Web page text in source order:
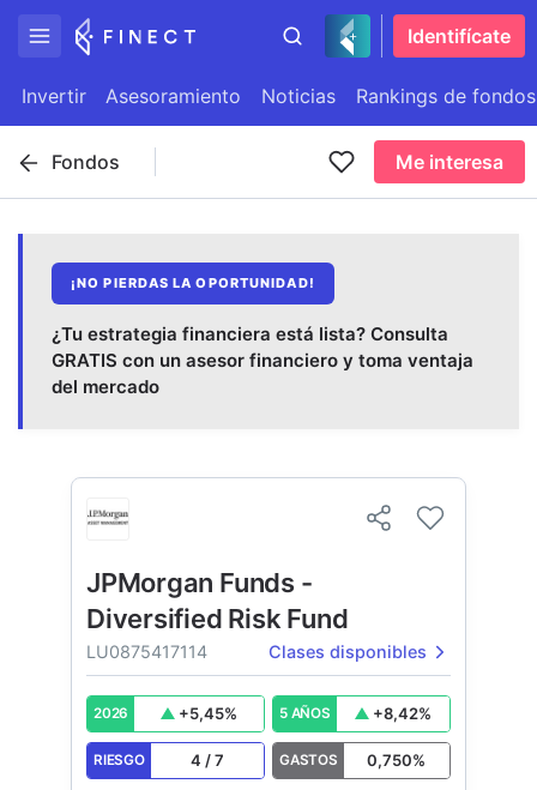
Identifícate
Invertir Asesoramiento Noticias Rankings de fondos
Fondos Me interesa
¡NO PIERDAS LA OPORTUNIDAD!
¿Tu estrategia financiera está lista? Consulta
GRATIS con un asesor financiero y toma ventaja
del mercado
JPMorgan Funds -
Diversified Risk Fund
LU0875417114 Clases disponibles
2026 +5,45% 5 AÑOS +8,42%
RIESGO 4 /7 GASTOS 0,750%